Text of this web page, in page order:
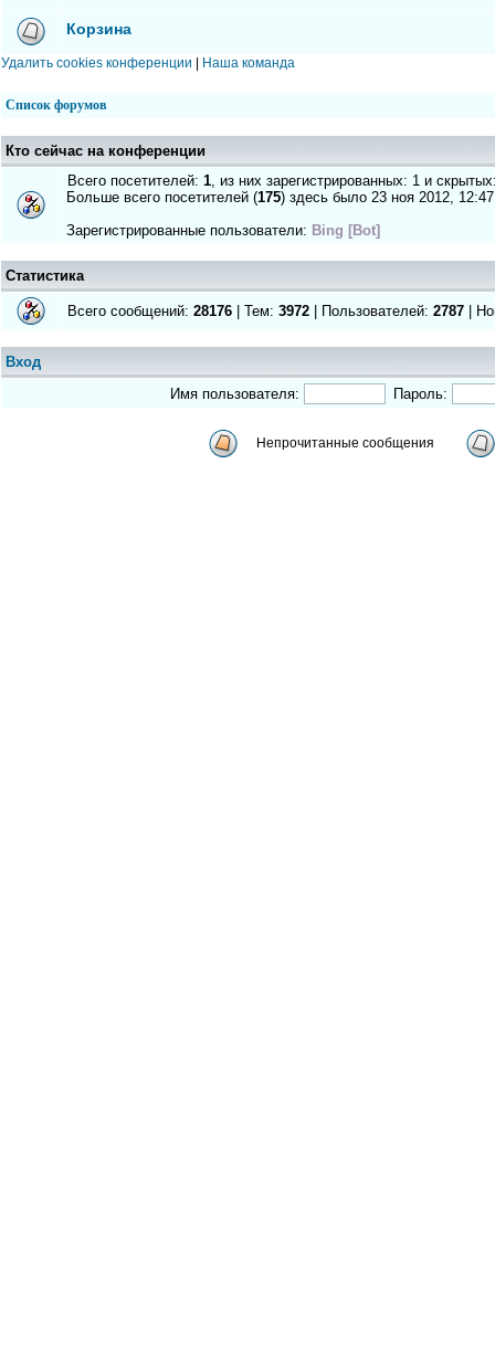
Корзина
Удалить cookies конференции Наша команда
Список форумов
Кто сейчас на конференции
Всего посетителей: 1, из них зарегистрированных: 1 и
Больше всего посетителей (175) здесь было 23 ноя 2012, 12:47
Зарегистрированные пользователи: Bing [Bot]
Статистика
Всего сообщений: 28176 | Тем: 3972 | Пользователей: 2787 |
Вход
Имя пользователя:
Пароль:
Непрочитанные сообщения